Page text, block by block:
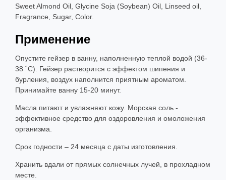
Sweet Almond Oil, Glycine Soja (Soybean) Oil, Linseed oil,
Fragrance, Sugar, Color.
Применение
Опустите гейзер в ванну, наполненную теплой водой (36-
38 ˚С). Гейзер растворится с эффектом шипения и
бурления, воздух наполнится приятным ароматом.
Принимайте ванну 15-20 минут.
Масла питают и увлажняют кожу. Морская соль -
эффективное средство для оздоровления и омоложения
организма.
Срок годности – 24 месяца с даты изготовления.
Хранить вдали от прямых солнечных лучей, в прохладном
месте.